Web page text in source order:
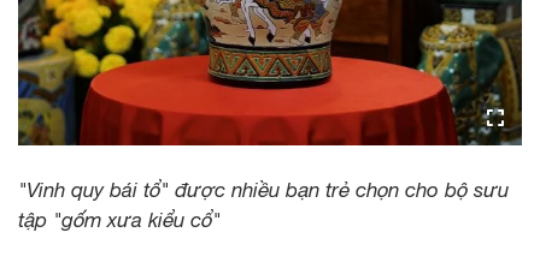
"Vinh quy bái tổ" được nhiều bạn trẻ chọn cho bộ sưu
tập "gốm xưa kiểu cổ"